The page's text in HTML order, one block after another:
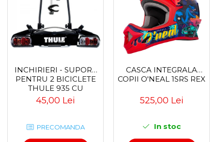
INCHIRIERI - SUPORT
PENTRU 2 BICICLETE
THULE 935 CU
PRINDERE PE
CARLIGUL DE
45,00 Lei
PRECOMANDA
CASCA INTEGRALA
COPII O'NEAL 1SRS REX
525,00 Lei
In stoc